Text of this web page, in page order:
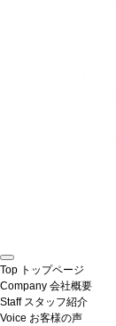
Top トップページ
Company 会社概要
Staff スタッフ紹介
Voice お客様の声